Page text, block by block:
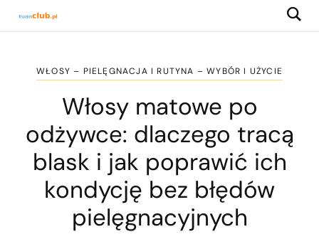
WŁOSY – PIELĘGNACJA I RUTYNA – WYBÓR I UŻYCIE
Włosy matowe po
odżywce: dlaczego tracą
blask i jak poprawić ich
kondycję bez błędów
pielęgnacyjnych